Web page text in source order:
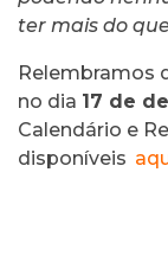
ter mais do
Relembramos
no dia 17 de
Calendário e
disponíveis